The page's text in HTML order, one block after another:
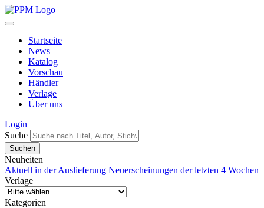
Startseite
News
Katalog
Vorschau
Händler
Verlage
Über uns
Login
Suche
Neuheiten
Aktuell in der Auslieferung Neuerscheinungen der letzten 4 Wochen
Verlage
Kategorien